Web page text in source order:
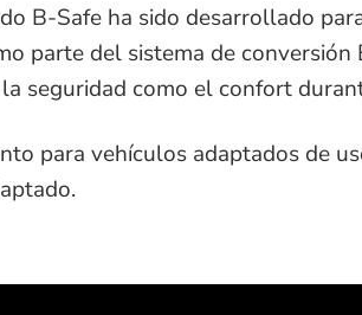
B-Safe ha sido desarrollado
parte del sistema de
seguridad como el confort
para vehículos adaptados de